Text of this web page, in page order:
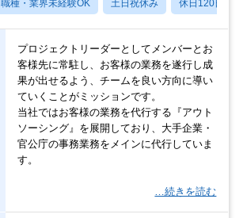
職種・業界未経験OK 土日祝休み 休日120日以上
プロジェクトリーダーとしてメンバーとお
客様先に常駐し、お客様の業務を遂行し成
果が出せるよう、チームを良い方向に導い
ていくことがミッションです。
当社ではお客様の業務を代行する『アウト
ソーシング』を展開しており、大手企業・
官公庁の事務業務をメインに代行していま
す。
…続きを読む